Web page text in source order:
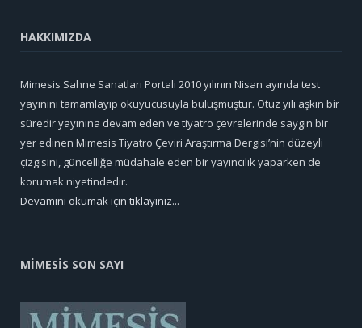
HAKKIMIZDA
Mimesis Sahne Sanatları Portali 2010 yılının Nisan ayında test
yayınını tamamlayıp okuyucusuyla buluşmuştur. Otuz yılı aşkın bir
süredir yayınına devam eden ve tiyatro çevrelerinde saygın bir
yer edinen Mimesis Tiyatro Çeviri Araştırma Dergisi’nin düzeyli
çizgisini, güncelliğe müdahale eden bir yayıncılık yaparken de
korumak niyetindedir.
Devamını okumak için tıklayınız...
MİMESİS SON SAYI